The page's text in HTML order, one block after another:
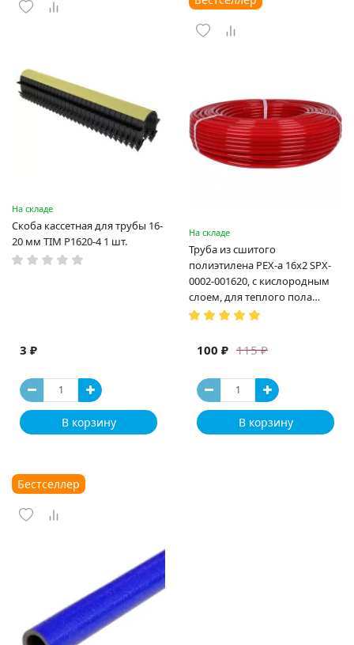
На складе
Скоба кассетная для трубы 16-
20 мм TIM P1620-4 1 шт.
3 ₽
В корзину
На складе
Труба из сшитого
полиэтилена PEX-a 16х2 SPX-
0002-001620, с кислородным
слоем, для теплого пола
(Испания)
115 ₽
100 ₽
В корзину
Бестселлер